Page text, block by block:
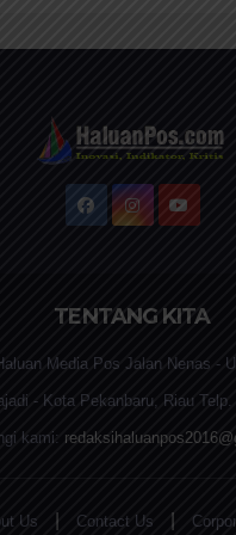
TENTANG KITA
Media Pos Jalan Nenas -
- Kota Pekanbaru, Riau Telp.
kami:
Us Contact Us